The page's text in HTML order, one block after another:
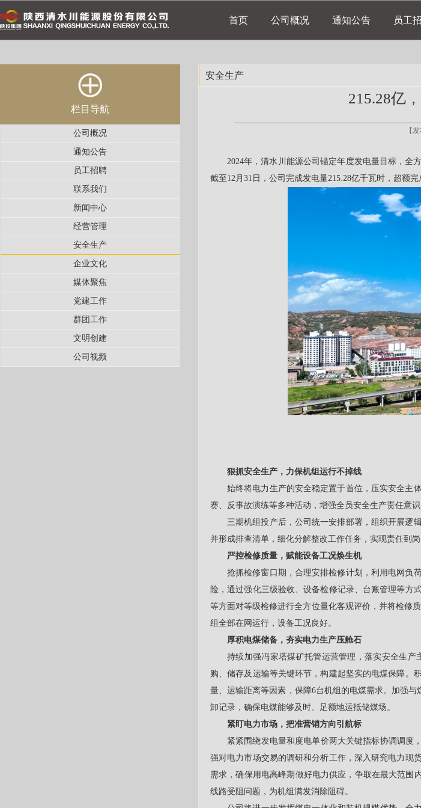
首页 公司概况 通知公告 员工
栏目导航
公司概况
通知公告
员工招聘
联系我们
新闻中心
经营管理
安全生产
企业文化
媒体聚焦
党建工作
群团工作
文明创建
公司视频
安全生产
215.28亿
【
2024年，清水川能源公司锚定年度发电量目标，全
截至12月31日，公司完成发电量215.28亿千瓦时，超额
狠抓安全生产，力保机组运行不掉线
始终将电力生产的安全稳定置于首位，压实安全主
赛、反事故演练等多种活动，增强全员安全生产责任意
三期机组投产后，公司统一安排部署，组织开展逻
并形成排查清单，细化分解整改工作任务，实现责任到
严控检修质量，赋能设备工况焕生机
抢抓检修窗口期，合理安排检修计划，利用电网负
险，通过强化三级验收、设备检修记录、台账管理等方
等方面对等级检修进行全方位量化客观评价，并将检修
组全部在网运行，设备工况良好。
厚积电煤储备，夯实电力生产压舱石
持续加强冯家塔煤矿托管运营管理，落实安全生
购、储存及运输等关键环节，构建起坚实的电煤保障。
量、运输距离等因素，保障6台机组的电煤需求。加强
卸记录，确保电煤能够及时、足额地运抵储煤场。
紧盯电力市场，把准营销方向引航标
紧紧围绕发电量和度电单价两大关键指标协调调度
强对电力市场交易的调研和分析工作，深入研究电力现
需求，确保用电高峰期做好电力供应，争取在最大范围
线路受阻问题，为机组满发消除阻碍。